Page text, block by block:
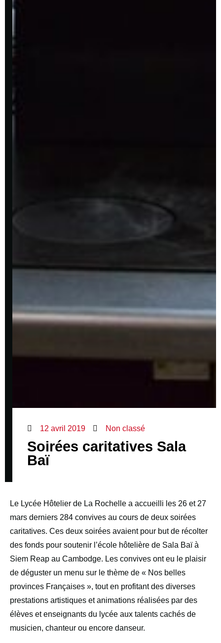
12 avril 2019 Non classé
Soirées caritatives Sala
Baï
Le Lycée Hôtelier de La Rochelle a accueilli les 26 et 27
mars derniers 284 convives au cours de deux soirées
caritatives. Ces deux soirées avaient pour but de récolter
des fonds pour soutenir l’école hôtelière de Sala Baï à
Siem Reap au Cambodge. Les convives ont eu le plaisir
de déguster un menu sur le thème de « Nos belles
provinces Françaises », tout en profitant des diverses
prestations artistiques et animations réalisées par des
élèves et enseignants du lycée aux talents cachés de
musicien, chanteur ou encore danseur.